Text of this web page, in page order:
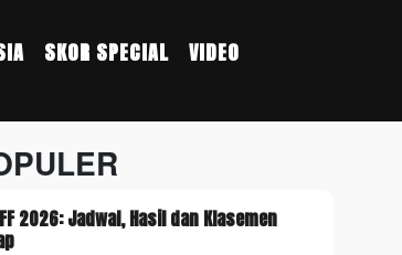
SKOR SPECIAL VIDEO
2026: Jadwal, Hasil dan Klasemen